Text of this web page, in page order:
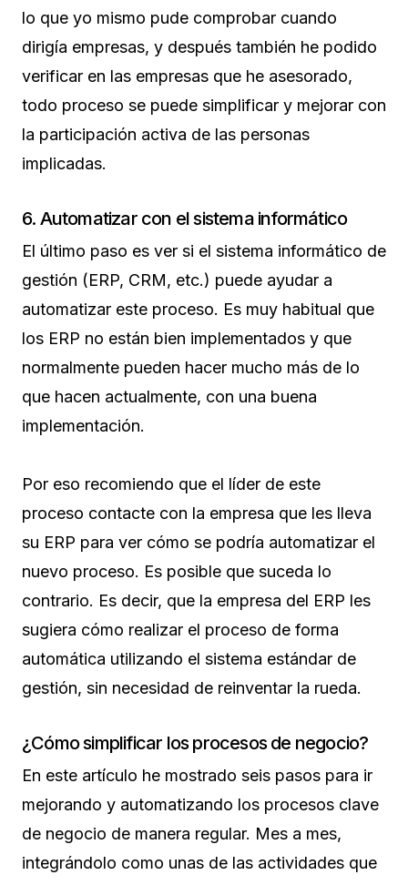
lo que yo mismo pude comprobar cuando
dirigía empresas, y después también he podido
verificar en las empresas que he asesorado,
todo proceso se puede simplificar y mejorar con
la participación activa de las personas
implicadas.
6. Automatizar con el sistema informático
El último paso es ver si el sistema informático de
gestión (ERP, CRM, etc.) puede ayudar a
automatizar este proceso. Es muy habitual que
los ERP no están bien implementados y que
normalmente pueden hacer mucho más de lo
que hacen actualmente, con una buena
implementación.
Por eso recomiendo que el líder de este
proceso contacte con la empresa que les lleva
su ERP para ver cómo se podría automatizar el
nuevo proceso. Es posible que suceda lo
contrario. Es decir, que la empresa del ERP les
sugiera cómo realizar el proceso de forma
automática utilizando el sistema estándar de
gestión, sin necesidad de reinventar la rueda.
¿Cómo simplificar los procesos de negocio?
En este artículo he mostrado seis pasos para ir
mejorando y automatizando los procesos clave
de negocio de manera regular. Mes a mes,
integrándolo como unas de las actividades que